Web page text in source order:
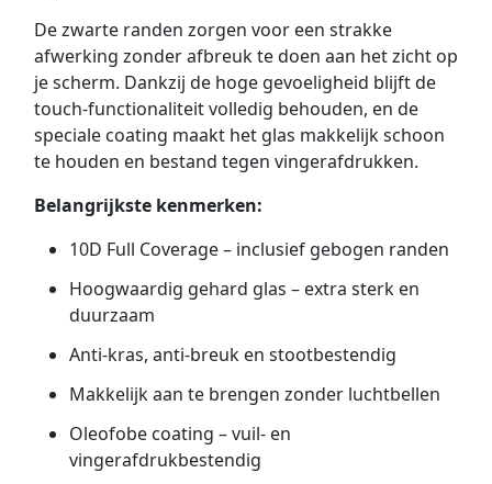
De zwarte randen zorgen voor een strakke
afwerking zonder afbreuk te doen aan het zicht op
je scherm. Dankzij de hoge gevoeligheid blijft de
touch-functionaliteit volledig behouden, en de
speciale coating maakt het glas makkelijk schoon
te houden en bestand tegen vingerafdrukken.
Belangrijkste kenmerken:
10D Full Coverage – inclusief gebogen randen
Hoogwaardig gehard glas – extra sterk en
duurzaam
Anti-kras, anti-breuk en stootbestendig
Makkelijk aan te brengen zonder luchtbellen
Oleofobe coating – vuil- en
vingerafdrukbestendig